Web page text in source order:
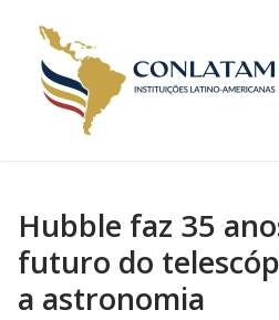
Hubble faz 35
futuro do
a astronomia